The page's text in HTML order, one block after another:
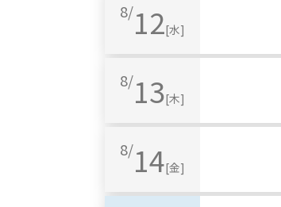
8/12[水]
8/13[木]
8/14[金]